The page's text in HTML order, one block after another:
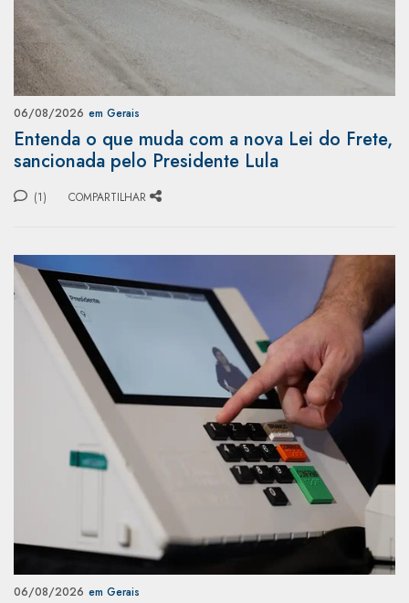
06/08/2026 em Gerais
Entenda o que muda com a nova Lei do Frete,
sancionada pelo Presidente Lula
(1) COMPARTILHAR
06/08/2026 em Gerais